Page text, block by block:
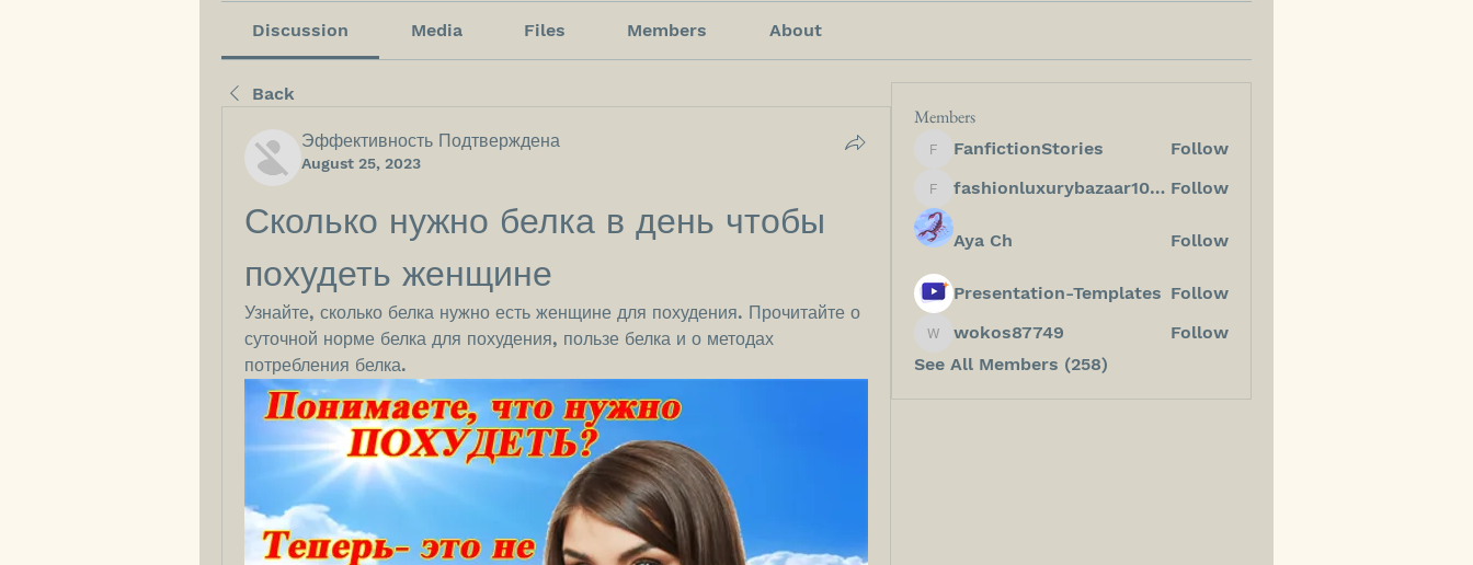
Discussion Media Files Members About
Back
Эффективность Подтверждена
August 25, 2023
Сколько нужно белка в день чтобы
похудеть женщине
Узнайте, сколько белка нужно есть женщине для похудения. Прочитайте о
суточной норме белка для похудения, пользе белка и о методах
потребления белка.
Members
FanfictionStories Follow
fashionluxurybazaar1004
fashionluxurybazaar1004 Follow
Aya Ch Follow
Presentation-Templates Follow
wokos87749
Follow
See All Members (258)